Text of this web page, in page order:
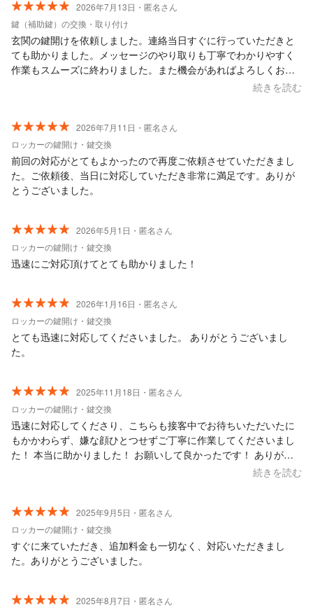
2026年7月13日・匿名さん
鍵（補助鍵）の交換・取り付け
玄関の鍵開けを依頼しました。連絡当日すぐに行っていただきと
ても助かりました。メッセージのやり取りも丁寧でわかりやすく
作業もスムーズに終わりました。また機会があればよろしくお願
続きを読む
2026年7月11日・匿名さん
ロッカーの鍵開け・鍵交換
前回の対応がとてもよかったので再度ご依頼させていただきまし
た。ご依頼後、当日に対応していただき非常に満足です。ありが
とうございました。
2026年5月1日・匿名さん
ロッカーの鍵開け・鍵交換
迅速にご対応頂けてとても助かりました！
2026年1月16日・匿名さん
ロッカーの鍵開け・鍵交換
とても迅速に対応してくださいました。 ありがとうございまし
た。
2025年11月18日・匿名さん
ロッカーの鍵開け・鍵交換
迅速に対応してくださり、こちらも接客中でお待ちいただいたに
もかかわらず、嫌な顔ひとつせずご丁寧に作業してくださいまし
た！ 本当に助かりました！ お願いして良かったです！ ありがと
続きを読む
2025年9月5日・匿名さん
ロッカーの鍵開け・鍵交換
すぐに来ていただき、追加料金も一切なく、対応いただきまし
た。ありがとうございました。
2025年8月7日・匿名さん